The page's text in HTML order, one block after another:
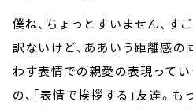
僕ね、ちょっとすいません、す
訳ないけど、ああいう距離感の
わす表情での親愛の表現って
の、「表情で挨拶する」友達。